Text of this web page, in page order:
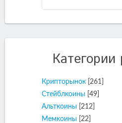
Категории
Крипторынок
[261]
Стейблкоины [49]
Альткоины
[212]
Мемкоины
[22]